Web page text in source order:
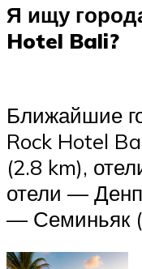
Я ищу
Hotel Bali?
Ближайшие
Rock Hotel
(2.8 km),
отели —
— Семиньяк